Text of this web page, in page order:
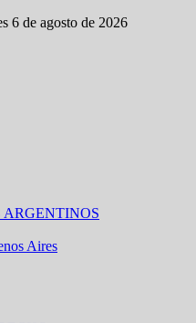
6 de agosto de 2026
Aires